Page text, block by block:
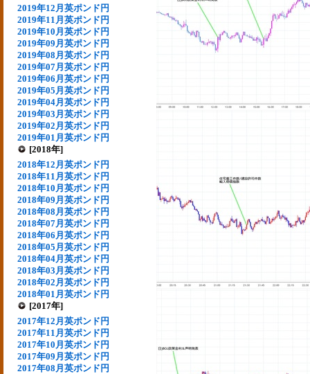
2019年12月英ポンド円
2019年11月英ポンド円
2019年10月英ポンド円
2019年09月英ポンド円
2019年08月英ポンド円
2019年07月英ポンド円
2019年06月英ポンド円
2019年05月英ポンド円
2019年04月英ポンド円
2019年03月英ポンド円
2019年02月英ポンド円
2019年01月英ポンド円
[2018年]
2018年12月英ポンド円
2018年11月英ポンド円
2018年10月英ポンド円
2018年09月英ポンド円
2018年08月英ポンド円
2018年07月英ポンド円
2018年06月英ポンド円
2018年05月英ポンド円
2018年04月英ポンド円
2018年03月英ポンド円
2018年02月英ポンド円
2018年01月英ポンド円
[2017年]
2017年12月英ポンド円
2017年11月英ポンド円
2017年10月英ポンド円
2017年09月英ポンド円
2017年08月英ポンド円